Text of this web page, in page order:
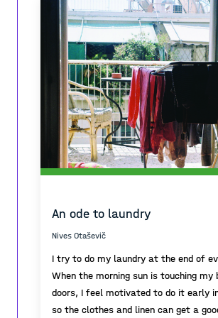
pause before I get into the unknown
daily, and no matter what stage my
concerns are at, to show off my
myself and my shelter as my second
sanctuary.
detalles de la ilustración, me pierdo
líneas y colores. Me lo se de memoria,
siempre descubro cosas nuevas. La
nada, está llena de cosas, pero cada
hace detenerme y observar. Me hace
ese momento. Observar me adentra
pensamiento hila una situación, una
a veces personas, a veces aromas.
An ode to laundry
Nives Otaševič
I try to do my laundry at the end of
When the morning sun is touching my
doors, I feel motivated to do it early
so the clothes and linen can get a